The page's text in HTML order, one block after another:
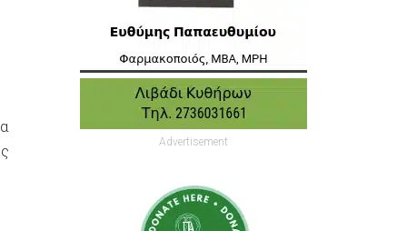
Advertisement